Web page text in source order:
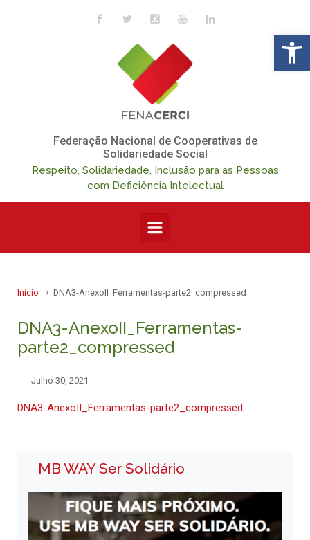
Skip to main content
Federação Nacional de Cooperativas de
Solidariedade Social
Respeito, Solidariedade, Inclusão para as Pessoas
com Deficiência Intelectual
Início DNA3-AnexoII_Ferramentas-parte2_compressed
DNA3-AnexoII_Ferramentas-
parte2_compressed
Julho 30, 2021
DNA3-AnexoII_Ferramentas-parte2_compressed
MB WAY Ser Solidário